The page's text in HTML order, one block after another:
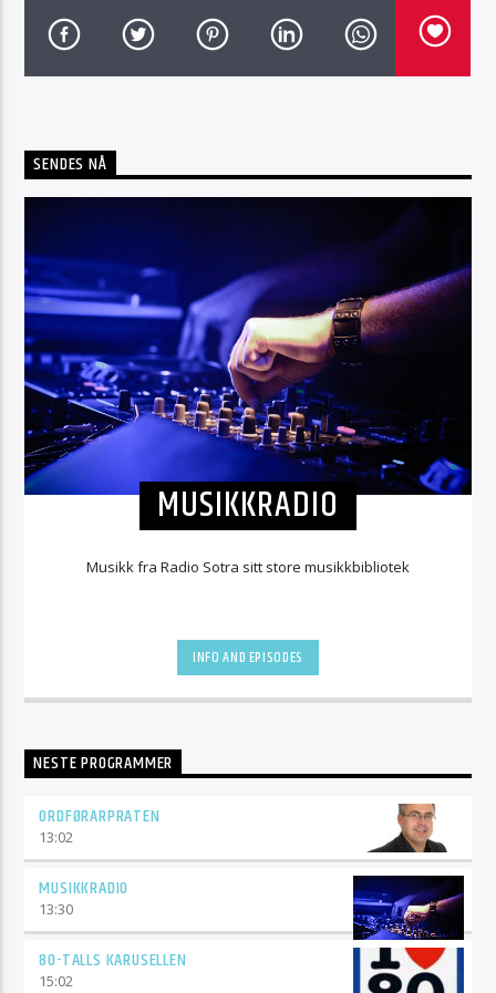
Radio Sotra
SENDES NÅ
MUSIKKRADIO
Musikk fra Radio Sotra sitt store musikkbibliotek
INFO AND EPISODES
NESTE PROGRAMMER
ORDFØRARPRATEN
13:02
MUSIKKRADIO
13:30
80-TALLS KARUSELLEN
15:02